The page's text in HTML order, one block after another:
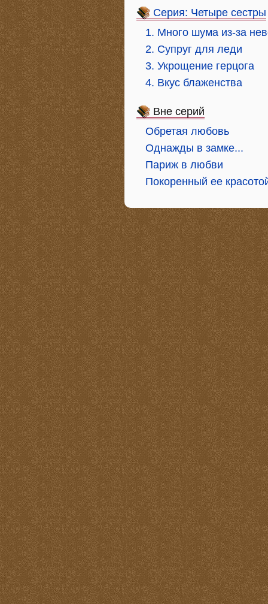
Серия: Четыре сестры
1. Много шума из-за
2. Супруг для леди
3. Укрощение герцога
4. Вкус блаженства
Вне серий
Обретая любовь
Однажды в замке...
Париж в любви
Покоренный ее